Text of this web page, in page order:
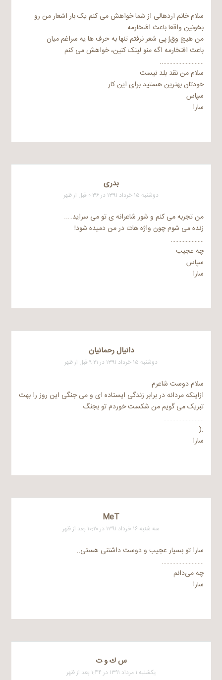
سلام خانم اردهالی از شما خواهش می کنم یک بار اشعار من رو
بخونین واقعا باعث افتخارمه
من هیچ وقj پی شعر نرفتم تنها به حرف ها یه سراغم میان
باعث افتخارمه اگه منو لینک کنین، خواهش می کنم
………………………..
سلام من نقد بلد نیست
خودتان بهترین هستید برای این کار
سپاس
سارا
بدری
دوشنبه ۱۵ خرداد ۱۳۹۱ در ۰:۳۶ قبل از ظهر
من تجربه می کنم و شور شاعرانه ی تو می سراید…..
زنده می شوم چون واژه هات در من دمیده شود!
………………….
چه عجیب
سپاس
سارا
دانیال رحمانیان
دوشنبه ۱۵ خرداد ۱۳۹۱ در ۹:۲۱ قبل از ظهر
سلام دوست شاعرم
ازاینکه مردانه در برابر زندگی ایستاده ای و می جنگی این روز را بهت
تبریک می گویم من شکست خوردم تو بجنگ
………………………
:(
سارا
MeT
سه شنبه ۱۶ خرداد ۱۳۹۱ در ۱۰:۲۰ بعد از ظهر
سارا تو بسیار عجیب و دوست داشتنی هستی..
……………………….
چه می‌دانم
سارا
س ك و ت
یکشنبه ۱ مرداد ۱۳۹۱ در ۱:۴۴ بعد از ظهر